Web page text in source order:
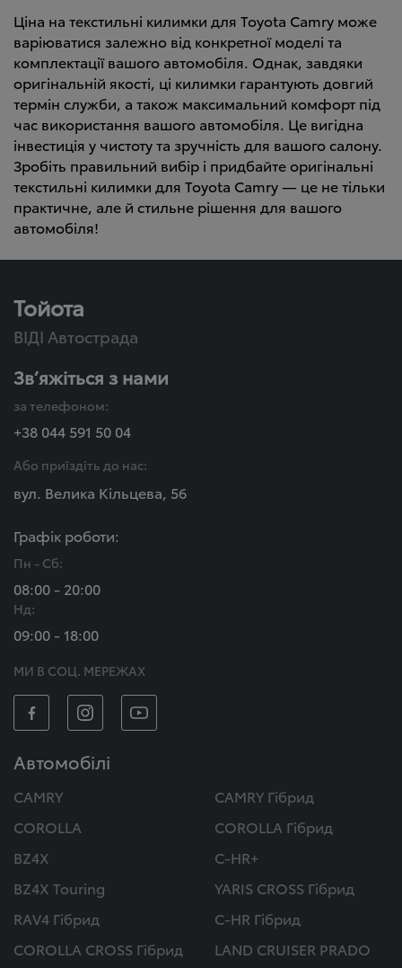
Ціна на текстильні килимки для Toyota Camry може
варіюватися залежно від конкретної моделі та
комплектації вашого автомобіля. Однак, завдяки
оригінальній якості, ці килимки гарантують довгий
термін служби, а також максимальний комфорт під
час використання вашого автомобіля. Це вигідна
інвестиція у чистоту та зручність для вашого салону.
Зробіть правильний вибір і придбайте оригінальні
текстильні килимки для Toyota Camry — це не тільки
практичне, але й стильне рішення для вашого
автомобіля!
Тойота
ВІДІ Автострада
Зв’яжіться з нами
за телефоном:
+38 044 591 50 04
Або приїздіть до нас:
вул. Велика Кільцева, 56
Графік роботи:
Пн - Сб:
08:00 - 20:00
Нд:
09:00 - 18:00
МИ В СОЦ. МЕРЕЖАХ
Автомобілі
CAMRY
CAMRY Гібрид
COROLLA
COROLLA Гібрид
BZ4X
C-HR+
BZ4X Touring
YARIS CROSS Гібрид
RAV4 Гібрид
C-HR Гібрид
COROLLA CROSS Гібрид
LAND CRUISER PRADO